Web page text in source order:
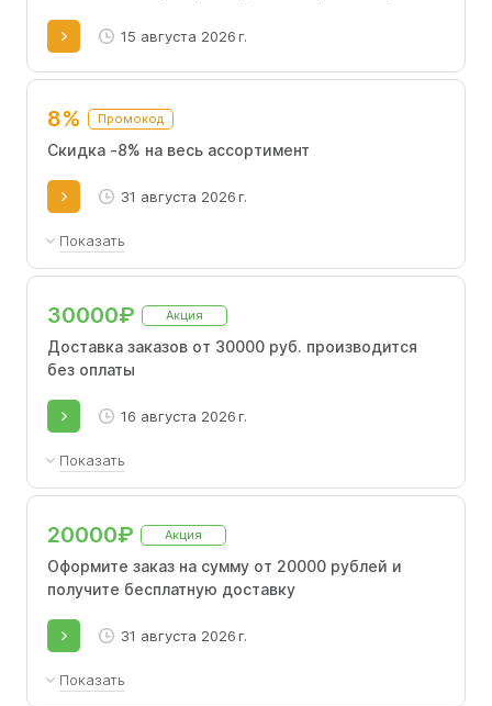
15 августа 2026 г.
8% Промокод
Скидка -8% на весь ассортимент
31 августа 2026 г.
Показать
Скидка -8% на весь ассортимент. Не
суммируется с другими акциями и
промокодами. Не действует во время
распродаж.
30000₽ Акция
Доставка заказов от 30000 руб. производится
без оплаты
16 августа 2026 г.
Показать
При выборе доставки до пункта выдачи.
20000₽ Акция
Оформите заказ на сумму от 20000 рублей и
получите бесплатную доставку
31 августа 2026 г.
Показать